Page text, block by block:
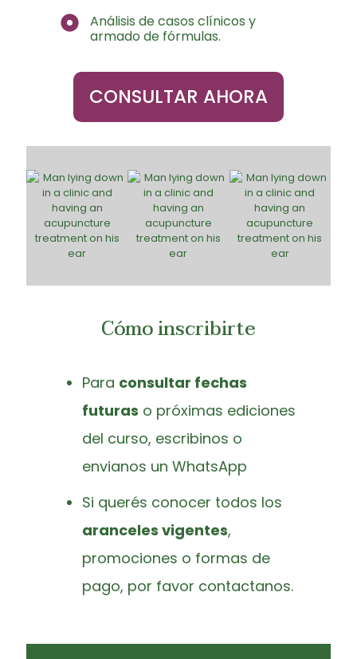
Análisis de casos clínicos y
armado de fórmulas.
CONSULTAR AHORA
Cómo inscribirte
Para consultar fechas
futuras o próximas ediciones
del curso, escribinos o
envianos un WhatsApp
Si querés conocer todos los
aranceles vigentes,
promociones o formas de
pago, por favor contactanos.